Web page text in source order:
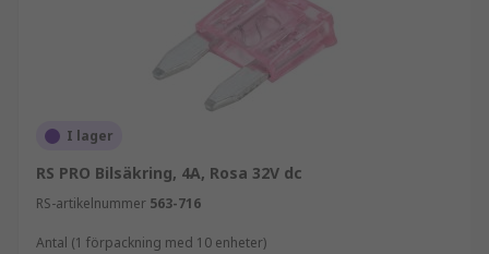
I lager
RS PRO Bilsäkring, 4A, Rosa 32V dc
RS-artikelnummer 563-716
Antal (1 förpackning med 10 enheter)